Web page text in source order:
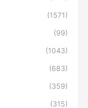
(1571)
(99)
(1043)
(683)
(359)
(315)